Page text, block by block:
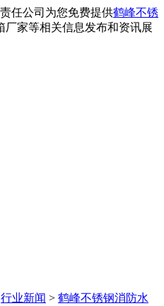
任公司为您免费提供鹤峰不锈
厂家等相关信息发布和资讯展
行业新闻 > 鹤峰不锈钢消防水